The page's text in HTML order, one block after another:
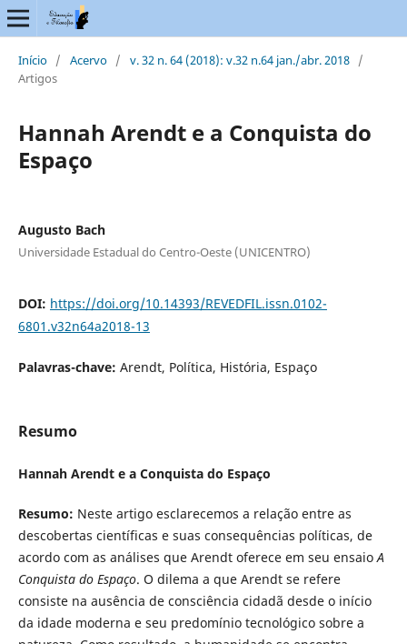
Início / Acervo / v. 32 n. 64 (2018): v.32 n.64 jan./abr. 2018 /
Artigos
Hannah Arendt e a Conquista do
Espaço
Augusto Bach
Universidade Estadual do Centro-Oeste (UNICENTRO)
DOI: https://doi.org/10.14393/REVEDFIL.issn.0102-
6801.v32n64a2018-13
Palavras-chave: Arendt, Política, História, Espaço
Resumo
Hannah Arendt e a Conquista do Espaço
Resumo: Neste artigo esclarecemos a relação entre as
descobertas científicas e suas consequências políticas, de
acordo com as análises que Arendt oferece em seu ensaioA
Conquista do Espaço. O dilema a que Arendt se refere
consiste na ausência de consciência cidadã desde o início
da idade moderna e seu predomínio tecnológico sobre a